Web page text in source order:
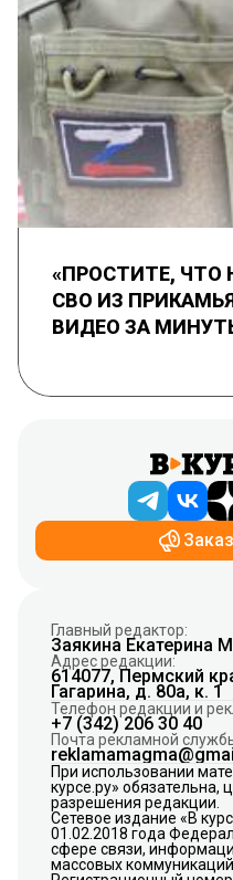
«ПРОСТИТЕ, ЧТО
СВО ИЗ
ВИДЕО ЗА
Главный редактор:
Заякина Екатерина
Адрес редакции:
614077, Пермский
Гагарина, д. 80а, к. 1
Телефон редакции и
+7 (342) 206 30 40
Почта рекламной
При использовании
курсе.ру» обязательна,
разрешения редакции.
Сетевое издание «В
01.02.2018 года
сфере связи,
массовых коммуникаций.